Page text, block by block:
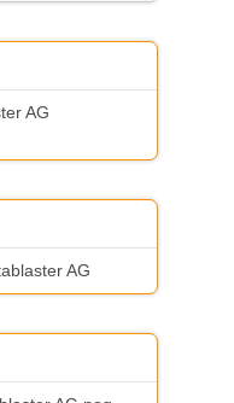
AG
AG